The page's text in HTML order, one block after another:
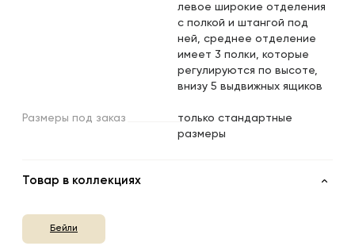
левое широкие отделения
с полкой и штангой под
ней, среднее отделение
имеет 3 полки, которые
регулируются по высоте,
внизу 5 выдвижных ящиков
Размеры под заказ
только стандартные
размеры
Товар в коллекциях
Бейли